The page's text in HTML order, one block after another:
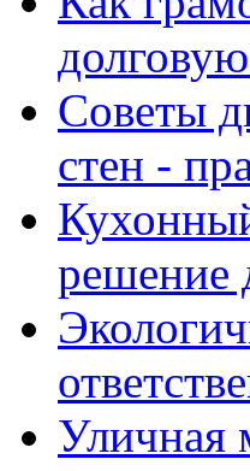
Советы
стен -
решение
Уличная